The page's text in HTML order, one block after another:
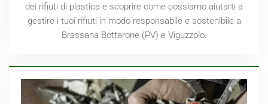
dei rifiuti di plastica e scoprire come possiamo aiutarti a
gestire i tuoi rifiuti in modo responsabile e sostenibile a
Brassana Bottarone (PV) e Viguzzolo.